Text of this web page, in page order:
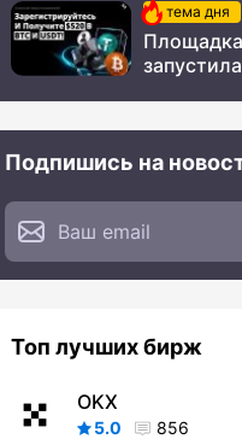
тема дня
Подпишись на
Топ лучших бирж
OKX
5.0 856